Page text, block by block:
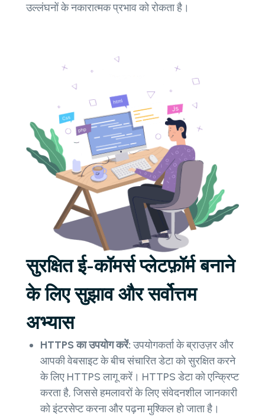
उल्लंघनों के नकारात्मक प्रभाव को रोकता है।
सुरक्षित ई-कॉमर्स प्लेटफ़ॉर्म बनाने
के लिए सुझाव और सर्वोत्तम
अभ्यास
HTTPS का उपयोग करें:उपयोगकर्ता के ब्राउज़र और
आपकी वेबसाइट के बीच संचारित डेटा को सुरक्षित करने
के लिए HTTPS लागू करें। HTTPS डेटा को एन्क्रिप्ट
करता है, जिससे हमलावरों के लिए संवेदनशील जानकारी
को इंटरसेप्ट करना और पढ़ना मुश्किल हो जाता है।